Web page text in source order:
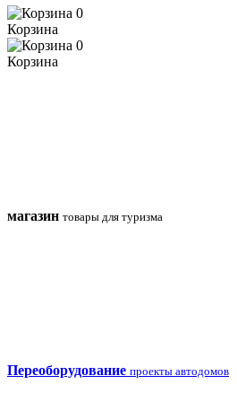
0
Корзина
0
Корзина
магазин товары для туризма
Переоборудование проекты автодомов